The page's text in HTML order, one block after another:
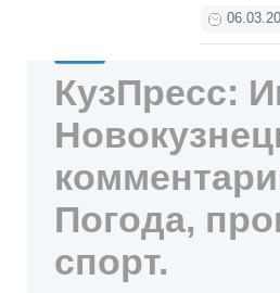
КузПресс:
Погода,
спорт.